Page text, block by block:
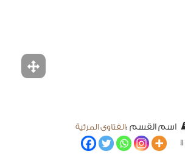
اسم القسم :الفتاوى المرئية